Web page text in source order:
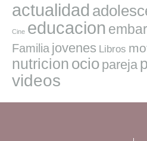
actualidad
Cine educacion
Familia jovenes Libros
nutricion ocio pareja
videos